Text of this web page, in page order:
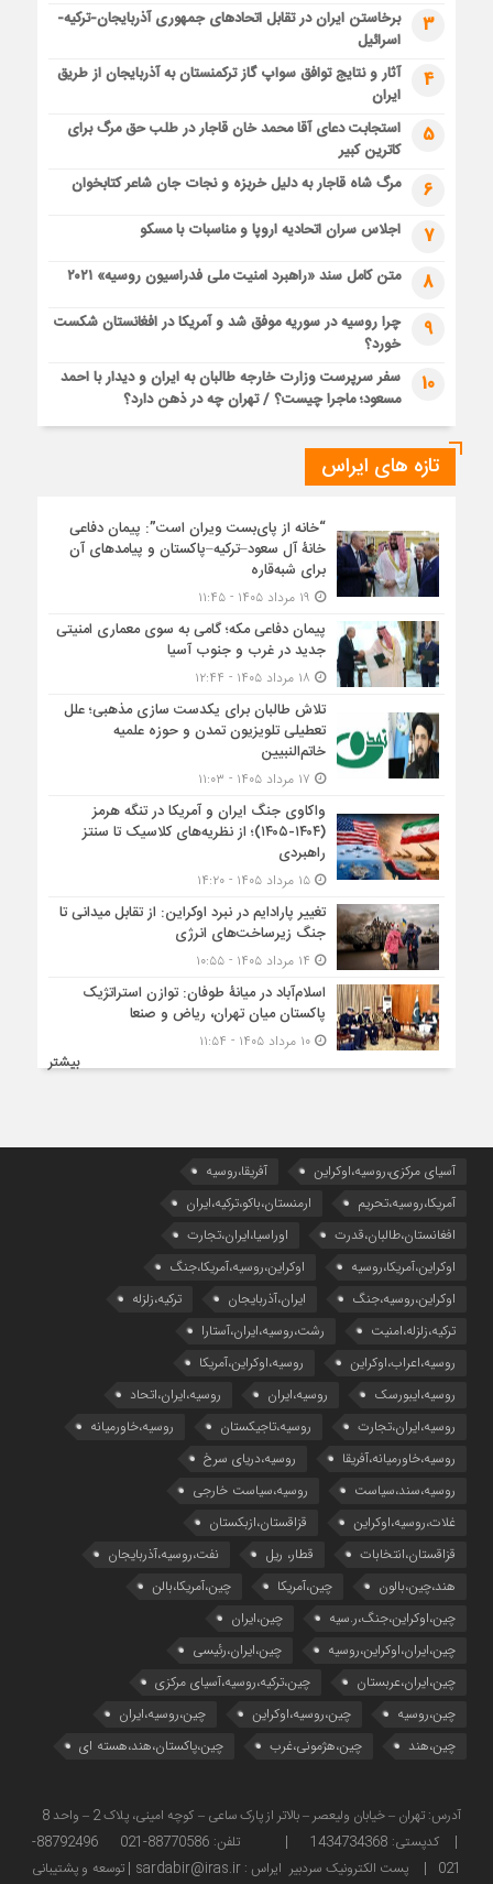
3
برخاستن ایران در تقابل اتحادهای جمهوری آذربایجان-ترکیه-
اسرائیل
4
آثار و نتایج توافق سواپ گاز ترکمنستان به آذربایجان از طریق
ایران
5
استجابت دعای آقا محمد خان قاجار در طلب حق مرگ برای
کاترین کبیر
6 مرگ شاه قاجار به دلیل خربزه و نجات جان شاعر کتابخوان
7 اجلاس سران اتحادیه اروپا و مناسبات با مسکو
8 متن کامل سند «راهبرد امنیت ملی فدراسیون روسیه» ۲۰۲۱
9
چرا روسیه در سوریه موفق شد و آمریکا در افغانستان شکست
خورد؟
10
سفر سرپرست وزارت خارجه طالبان به ایران و دیدار با احمد
مسعود؛ ماجرا چیست؟ / تهران چه در ذهن دارد؟
تازه های ایراس
“خانه از پای‌بست ویران است”: پیمان دفاعی
خانۀ آل سعود–ترکیه–پاکستان و پیامدهای آن
برای شبه‌قاره
پیمان دفاعی مکه؛ گامی به سوی معماری امنیتی
جدید در غرب و جنوب آسیا
تلاش طالبان برای یکدست سازی مذهبی؛ علل
تعطیلی تلویزیون تمدن و حوزه علمیه
خاتم‌النبیین
واکاوی جنگ ایران و آمریکا در تنگه هرمز
(۱۴۰۴-۱۴۰۵)؛ از نظریه‌های کلاسیک تا سنتز
راهبردی
۱۵ مرداد ۱۴۰۵ - ۱۴:۲۰
تغییر پارادایم در نبرد اوکراین: از تقابل میدانی تا
جنگ زیرساخت‌های انرژی
اسلام‌آباد در میانۀ طوفان: توازن استراتژیک
پاکستان میان تهران، ریاض و صنعا
۱۰ مرداد ۱۴۰۵ - ۱۱:۵۴
بیشتر
آسیای مرکزی،روسیه،اوکراین
آفریقا،روسیه
آمریکا،روسیه،تحریم
ارمنستان،باکو،ترکیه،ایران
افغانستان،طالبان،قدرت
اوراسیا،ایران،تجارت
اوکراین،آمریکا،روسیه
اوکراین،روسیه،آمریکا،جنگ
اوکراین،روسیه،جنگ
ایران،آذربایجان
ترکیه،زلزله
ترکیه،زلزله،امنیت
رشت،روسیه،ایران،آستارا
روسیه،اعراب،اوکراین
روسیه،اوکراین،آمریکا
روسیه،ایبورسک
روسیه،ایران
روسیه،ایران،اتحاد
روسیه،ایران،تجارت
روسیه،تاجیکستان
روسیه،خاورمیانه
روسیه،خاورمیانه،آفریقا
روسیه،دریای سرخ
روسیه،سند،سیاست
روسیه،سیاست خارجی
غلات،روسیه،اوکراین
قزاقستان،ازبکستان
قزاقستان،انتخابات
قطار، ریل
نفت،روسیه،آذربایجان
هند،چین،بالون
چین،آمریکا
چین،آمریکا،بالن
چین،اوکراین،جنگ،ر.سیه
چین،ایران
چین،ایران،اوکراین،روسیه
چین،ایران،رئیسی
چین،ایران،عربستان
چین،ترکیه،روسیه،آسیای مرکزی
چین،روسیه
چین،روسیه،اوکراین
چین،روسیه،ایران
چین،هند
چین،هژمونی،غرب چین،پاکستان،هند،هسته ای
| کدپستی: 1434734368 | تلفن: 88770586-021 88792496-
021 | پست الکترونیک سردبیر ایراس : sardabir@iras.ir |
توسعه و پشتیبانی